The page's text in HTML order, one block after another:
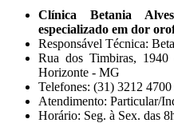
Clínica Betania
especializado em dor
Responsável Técnica:
Rua dos Timbiras,
Horizonte - MG
Telefones: (31) 3212
Atendimento: Particular/
Horário: Seg. à Sex. das